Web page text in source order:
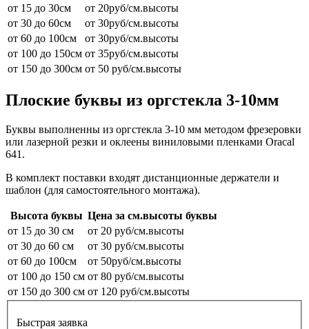
от 15 до 30см
от 20руб/см.высоты
от 30 до 60см
от 30руб/см.высоты
от 60 до 100см
от 30руб/см.высоты
от 100 до 150см от 35руб/см.высоты
от 150 до 300см от 50 руб/см.высоты
Плоские буквы из оргстекла 3-10мм
Буквы выполненны из оргстекла 3-10 мм методом фрезеровки
или лазерной резки и оклеены виниловыми пленками Oracal
641.
В комплект поставки входят дистанционные держатели и
шаблон (для самостоятельного монтажа).
Высота буквы Цена за см.высоты буквы
от 15 до 30 см
от 20 руб/см.высоты
от 30 до 60 см
от 30 руб/см.высоты
от 60 до 100см
от 50руб/см.высоты
от 100 до 150 см от 80 руб/см.высоты
от 150 до 300 см от 120 руб/см.высоты
Быстрая заявка